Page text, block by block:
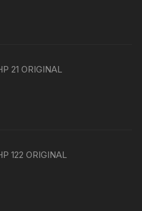
21 ORIGINAL
122 ORIGINAL